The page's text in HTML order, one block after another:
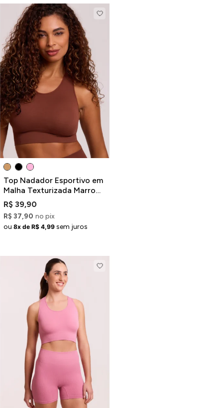
Top Nadador Esportivo em
Malha Texturizada Marrom
com Bojo Removível
R$ 39,90
R$ 37,90 no pix
ou 8x de R$ 4,99 sem juros